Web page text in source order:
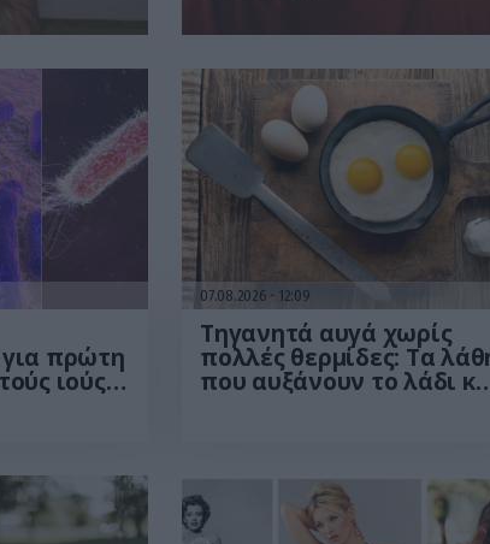
πρώτη
ιούς
07.08.2026 12:09
Τηγανητά αυγά χωρίς
πολλές θερμίδες: Τα
που αυξάνουν το λάδι